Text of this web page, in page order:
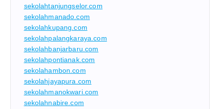
sekolahtanjungselor.com
sekolahmanado.com
sekolahkupang.com
sekolahpalangkaraya.com
sekolahbanjarbaru.com
sekolahpontianak.com
sekolahambon.com
sekolahjayapura.com
sekolahmanokwari.com
sekolahnabire.com